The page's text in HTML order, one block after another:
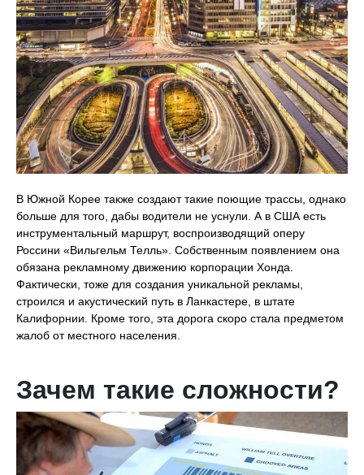
В Южной Корее также создают такие поющие трассы, однако
больше для того, дабы водители не уснули. А в США есть
инструментальный маршрут, воспроизводящий оперу
Россини «Вильгельм Телль». Собственным появлением она
обязана рекламному движению корпорации Хонда.
Фактически, тоже для создания уникальной рекламы,
строился и акустический путь в Ланкастере, в штате
Калифорнии. Кроме того, эта дорога скоро стала предметом
жалоб от местного населения.
Зачем такие сложности?